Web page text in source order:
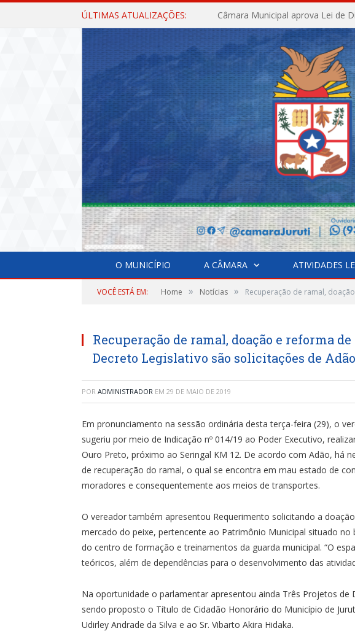
ÚLTIMAS ATUALIZAÇÕES:
O MUNICÍPIO A CÂMARA ATIVIDADES
VOCÊ ESTÁ EM: Home » Notícias » Recuperação de ramal,
Recuperação de ramal, doação e reforma
Decreto Legislativo são solicitações de
POR ADMINISTRADOR EM 29 DE MAIO DE 2019
Em pronunciamento na sessão ordinária desta terça-feira (29), o
sugeriu por meio de Indicação nº 014/19 ao Poder Executivo,
Ouro Preto, próximo ao Seringal KM 12. De acordo com Adão, há
de recuperação do ramal, o qual se encontra em mau estado de
moradores e consequentemente aos meios de transportes.
O vereador também apresentou Requerimento solicitando a
mercado do peixe, pertencente ao Patrimônio Municipal situado
do centro de formação e treinamentos da guarda municipal. “O
teóricos, além de dependências para o desenvolvimento das
Na oportunidade o parlamentar apresentou ainda Três Projetos de
sendo proposto o Título de Cidadão Honorário do Município de
Udirley Andrade da Silva e ao Sr. Vibarto Akira Hidaka.